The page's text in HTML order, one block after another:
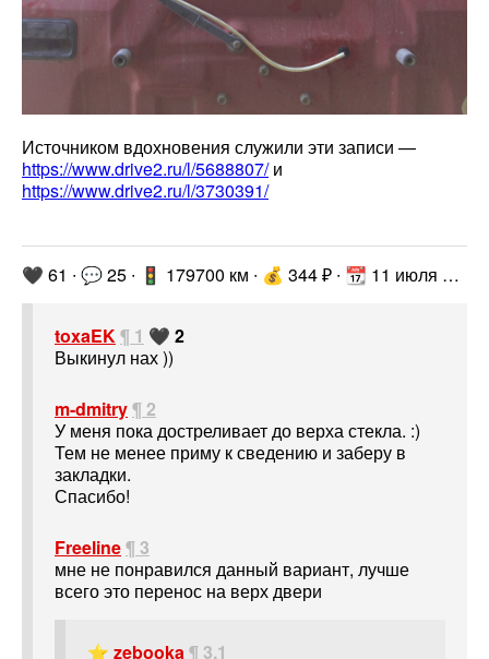
Источником вдохновения служили эти записи —
https://www.drive2.ru/l/5688807/и
https://www.drive2.ru/l/3730391/
🖤 61 ∙ 💬 25 ∙ 🚦 179700 км ∙ 💰 344 ₽ ∙ 📆 11 июля 2018 г. ∙
toxaEK¶ 1 🖤 2
Выкинул нах ))
m-dmitry¶ 2
У меня пока достреливает до верха стекла. :)
Тем не менее приму к сведению и заберу в
закладки.
Спасибо!
Freeline¶ 3
мне не понравился данный вариант, лучше
всего это перенос на верх двери
⭐ zebooka¶ 3.1